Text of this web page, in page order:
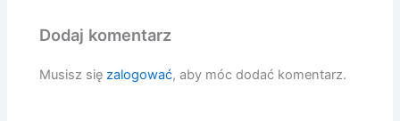
Dodaj komentarz
Musisz sięzalogować, aby móc dodać komentarz.